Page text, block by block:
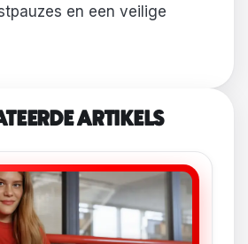
en een veilige
ARTIKELS